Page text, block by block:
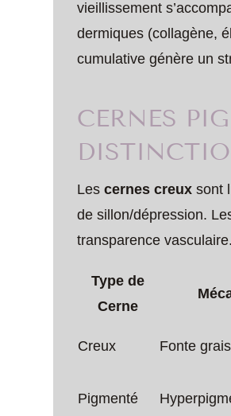
vieillissement
dermiques (collagène,
cumulative génère un
CERNES
Lescernes creux sont
de sillon/dépression.
transparence
Type de
Cerne
Creux Fonte
Pigmenté